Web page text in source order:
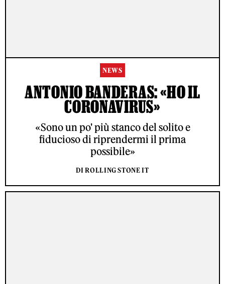
NEWS
ANTONIO BANDERAS: «HO IL
CORONAVIRUS»
«Sono un po' più stanco del solito e
fiducioso di riprendermi il prima
possibile»
DI ROLLING STONE IT